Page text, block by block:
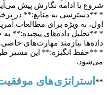
شروع یا ادامه نگارش پیش
* **دسترسی به منابع:** در
اول، به ویژه برای مطالعات
* **تحلیل داده‌های پیچیده:**
داده‌ها نیازمند مهارت‌های
* **حفظ انگیزه:** این مسیر
می‌شود.
** استراتژی‌های